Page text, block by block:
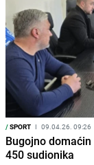
/SPORT I 09.04.26. 09:26
Bugojno
450 sudionika